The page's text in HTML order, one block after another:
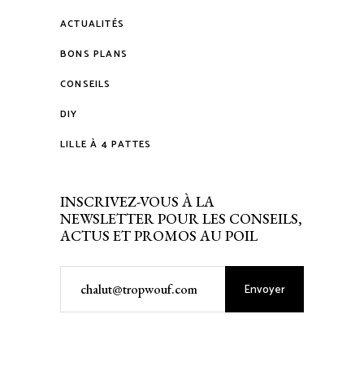
ACTUALITÉS
BONS PLANS
CONSEILS
DIY
LILLE À 4 PATTES
INSCRIVEZ-VOUS À LA
NEWSLETTER POUR LES CONSEILS,
ACTUS ET PROMOS AU POIL
Envoyer